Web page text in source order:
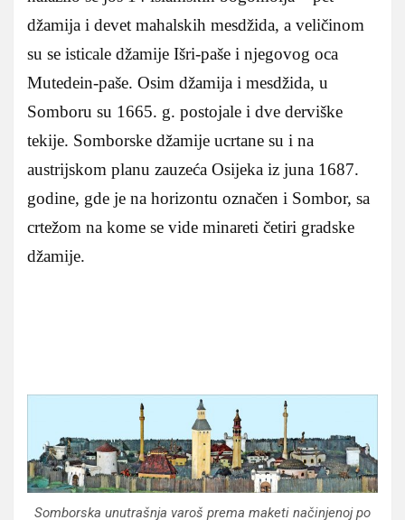
džamija i devet mahalskih mesdžida, a veličinom
su se isticale džamije Išri-paše i njegovog oca
Mutedein-paše. Osim džamija i mesdžida, u
Somboru su 1665. g. postojale i dve derviške
tekije. Somborske džamije ucrtane su i na
austrijskom planu zauzeća Osijeka iz juna 1687.
godine, gde je na horizontu označen i Sombor, sa
crtežom na kome se vide minareti četiri gradske
džamije.
Somborska unutrašnja varoš prema maketi načinjenoj po